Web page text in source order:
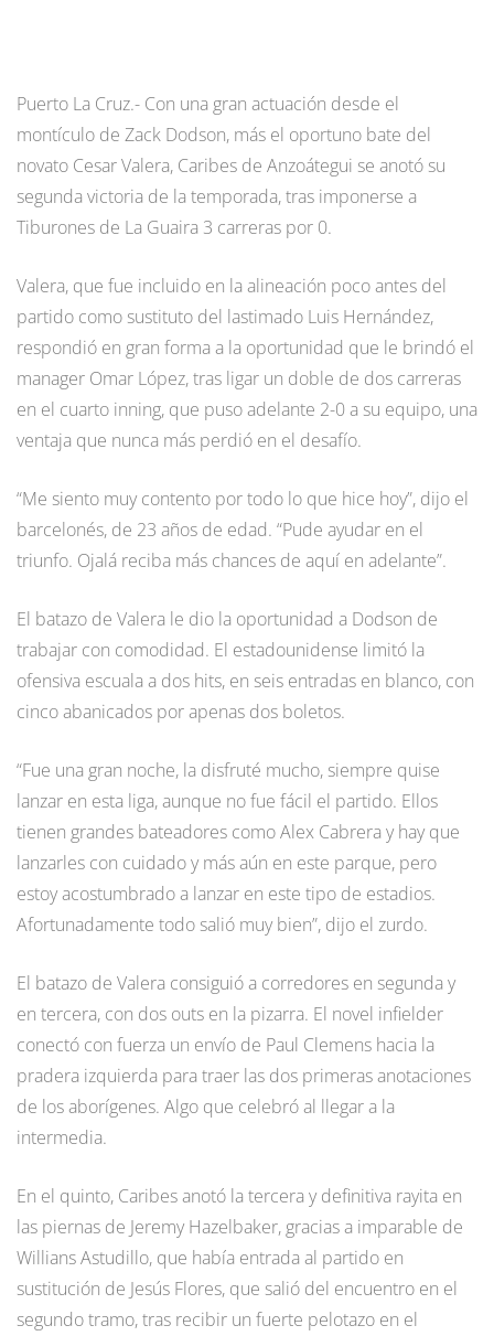
Puerto La Cruz.- Con una gran actuación desde el
montículo de Zack Dodson, más el oportuno bate del
novato Cesar Valera, Caribes de Anzoátegui se anotó su
segunda victoria de la temporada, tras imponerse a
Tiburones de La Guaira 3 carreras por 0.
Valera, que fue incluido en la alineación poco antes del
partido como sustituto del lastimado Luis Hernández,
respondió en gran forma a la oportunidad que le brindó el
manager Omar López, tras ligar un doble de dos carreras
en el cuarto inning, que puso adelante 2-0 a su equipo, una
ventaja que nunca más perdió en el desafío.
“Me siento muy contento por todo lo que hice hoy”, dijo el
barcelonés, de 23 años de edad. “Pude ayudar en el
triunfo. Ojalá reciba más chances de aquí en adelante”.
El batazo de Valera le dio la oportunidad a Dodson de
trabajar con comodidad. El estadounidense limitó la
ofensiva escuala a dos hits, en seis entradas en blanco, con
cinco abanicados por apenas dos boletos.
“Fue una gran noche, la disfruté mucho, siempre quise
lanzar en esta liga, aunque no fue fácil el partido. Ellos
tienen grandes bateadores como Alex Cabrera y hay que
lanzarles con cuidado y más aún en este parque, pero
estoy acostumbrado a lanzar en este tipo de estadios.
Afortunadamente todo salió muy bien”, dijo el zurdo.
El batazo de Valera consiguió a corredores en segunda y
en tercera, con dos outs en la pizarra. El novel infielder
conectó con fuerza un envío de Paul Clemens hacia la
pradera izquierda para traer las dos primeras anotaciones
de los aborígenes. Algo que celebró al llegar a la
intermedia.
En el quinto, Caribes anotó la tercera y definitiva rayita en
las piernas de Jeremy Hazelbaker, gracias a imparable de
Willians Astudillo, que había entrada al partido en
sustitución de Jesús Flores, que salió del encuentro en el
segundo tramo, tras recibir un fuerte pelotazo en el